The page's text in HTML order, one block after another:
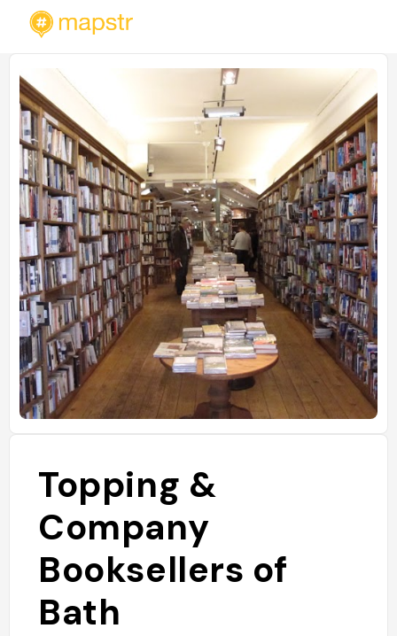
Topping &
Company
Booksellers of
Bath